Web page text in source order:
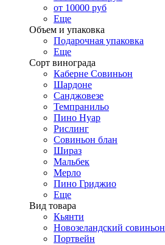
от 10000 руб
Еще
Объем и упаковка
Подарочная упаковка
Еще
Сорт винограда
Каберне Совиньон
Шардоне
Санджовезе
Темпранильо
Пино Нуар
Рислинг
Совиньон блан
Шираз
Мальбек
Мерло
Пино Гриджио
Еще
Вид товара
Кьянти
Новозеландский совиньон
Портвейн